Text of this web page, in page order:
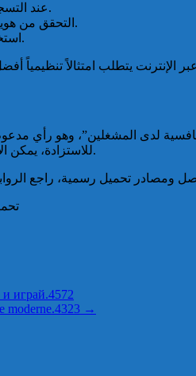
التأكد من وجود اتصال مشفر (HTTPS) عند التسجيل أو إيداع أموال.
التحقق من هوية وسمعة المشغل عبر مراجعات خارجية ومصادر موثوقة.
استخدام كلمات مرور قوية وتمكين المصادقة الثنائية إن أمكن.
الإنترنت يتطلب امتثالاً تنظيمياً
لدى المشغلين”، وهو رأي
للاستزادة، يمكن الاطلاع على ملفات إحصائية وتقارير سوقية من مصادر متخصصة.
играй.4572
moderne.4323 →